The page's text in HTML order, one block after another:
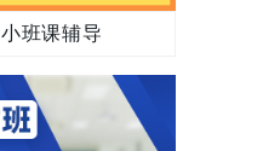
个性化一对一 小班课辅导